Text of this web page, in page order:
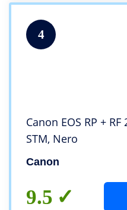
4
Canon EOS RP +
STM, Nero
Canon
9.5